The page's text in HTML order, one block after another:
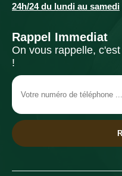
24h/24 du lundi au samedi
Rappel Immediat
On vous rappelle,
!